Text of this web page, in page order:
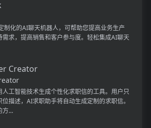
制化的AI聊天机器人，可帮助您提高业务生产
需求，提高销售和客户参与度。轻松集成AI聊天
工智能技术生成个性化求职信的工具。用户只
描述，AI求职助手将自动生成定制的求职信。
方...